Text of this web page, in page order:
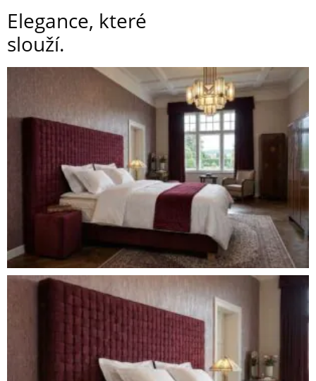
Elegance, které
slouží.